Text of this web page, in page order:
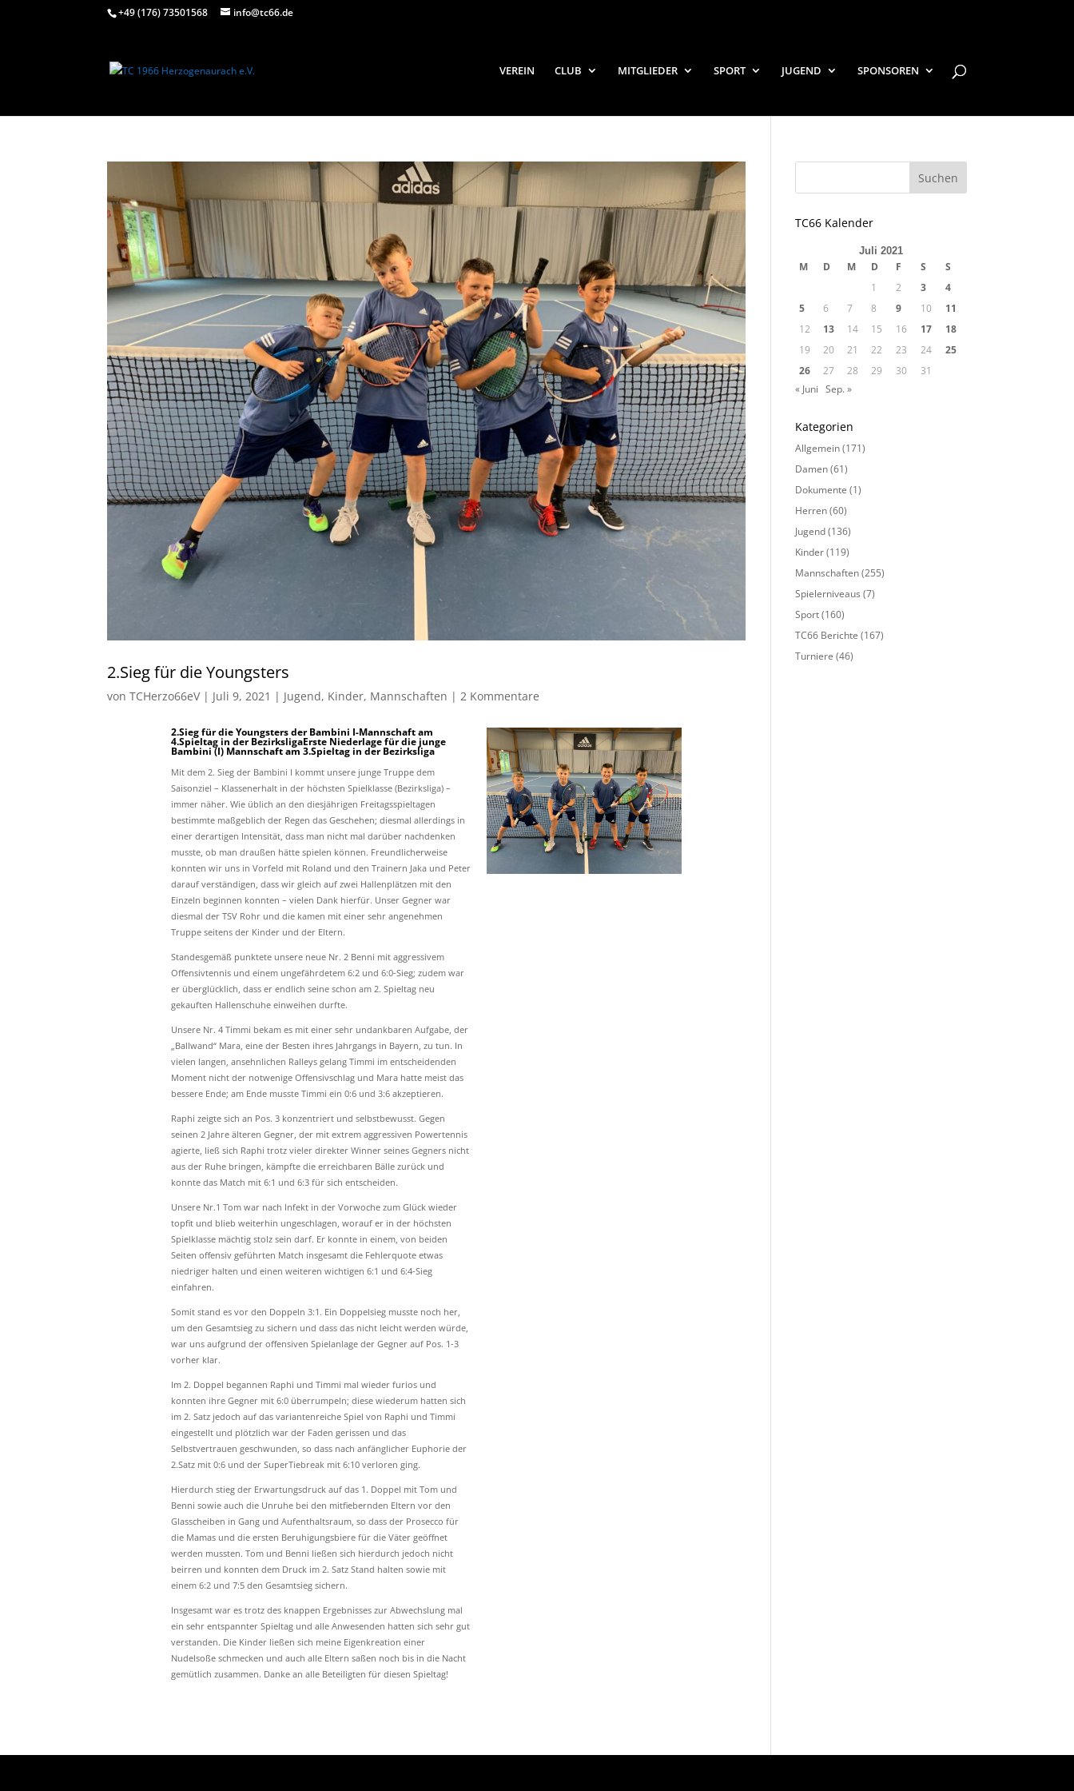
+49 (176) 73501568 info@tc66.de
VEREIN CLUB MITGLIEDER SPORT JUGEND SPONSOREN
2.Sieg für die Youngsters
vonTCHerzo66eV| Juli 9, 2021 | Jugend, Kinder, Mannschaften | 2 Kommentare
2.Sieg für die Youngsters der Bambini I-Mannschaft am
4.Spieltag in der BezirksligaErste Niederlage für die junge
Bambini (I) Mannschaft am 3.Spieltag in der Bezirksliga
Mit dem 2. Sieg der Bambini I kommt unsere junge Truppe dem
Saisonziel – Klassenerhalt in der höchsten Spielklasse (Bezirksliga) –
immer näher. Wie üblich an den diesjährigen Freitagsspieltagen
bestimmte maßgeblich der Regen das Geschehen; diesmal allerdings in
einer derartigen Intensität, dass man nicht mal darüber nachdenken
musste, ob man draußen hätte spielen können. Freundlicherweise
konnten wir uns in Vorfeld mit Roland und den Trainern Jaka und Peter
darauf verständigen, dass wir gleich auf zwei Hallenplätzen mit den
Einzeln beginnen konnten – vielen Dank hierfür. Unser Gegner war
diesmal der TSV Rohr und die kamen mit einer sehr angenehmen
Truppe seitens der Kinder und der Eltern.
Standesgemäß punktete unsere neue Nr. 2 Benni mit aggressivem
Offensivtennis und einem ungefährdetem 6:2 und 6:0-Sieg; zudem war
er überglücklich, dass er endlich seine schon am 2. Spieltag neu
gekauften Hallenschuhe einweihen durfte.
Unsere Nr. 4 Timmi bekam es mit einer sehr undankbaren Aufgabe, der
„Ballwand“ Mara, eine der Besten ihres Jahrgangs in Bayern, zu tun. In
vielen langen, ansehnlichen Ralleys gelang Timmi im entscheidenden
Moment nicht der notwenige Offensivschlag und Mara hatte meist das
bessere Ende; am Ende musste Timmi ein 0:6 und 3:6 akzeptieren.
Raphi zeigte sich an Pos. 3 konzentriert und selbstbewusst. Gegen
seinen 2 Jahre älteren Gegner, der mit extrem aggressiven Powertennis
agierte, ließ sich Raphi trotz vieler direkter Winner seines Gegners nicht
aus der Ruhe bringen, kämpfte die erreichbaren Bälle zurück und
konnte das Match mit 6:1 und 6:3 für sich entscheiden.
Unsere Nr.1 Tom war nach Infekt in der Vorwoche zum Glück wieder
topfit und blieb weiterhin ungeschlagen, worauf er in der höchsten
Spielklasse mächtig stolz sein darf. Er konnte in einem, von beiden
Seiten offensiv geführten Match insgesamt die Fehlerquote etwas
niedriger halten und einen weiteren wichtigen 6:1 und 6:4-Sieg
einfahren.
Somit stand es vor den Doppeln 3:1. Ein Doppelsieg musste noch her,
um den Gesamtsieg zu sichern und dass das nicht leicht werden würde,
war uns aufgrund der offensiven Spielanlage der Gegner auf Pos. 1-3
vorher klar.
Im 2. Doppel begannen Raphi und Timmi mal wieder furios und
konnten ihre Gegner mit 6:0 überrumpeln; diese wiederum hatten sich
im 2. Satz jedoch auf das variantenreiche Spiel von Raphi und Timmi
eingestellt und plötzlich war der Faden gerissen und das
Selbstvertrauen geschwunden, so dass nach anfänglicher Euphorie der
2.Satz mit 0:6 und der SuperTiebreak mit 6:10 verloren ging.
Hierdurch stieg der Erwartungsdruck auf das 1. Doppel mit Tom und
Benni sowie auch die Unruhe bei den mitfiebernden Eltern vor den
Glasscheiben in Gang und Aufenthaltsraum, so dass der Prosecco für
die Mamas und die ersten Beruhigungsbiere für die Väter geöffnet
werden mussten. Tom und Benni ließen sich hierdurch jedoch nicht
beirren und konnten dem Druck im 2. Satz Stand halten sowie mit
einem 6:2 und 7:5 den Gesamtsieg sichern.
Insgesamt war es trotz des knappen Ergebnisses zur Abwechslung mal
ein sehr entspannter Spieltag und alle Anwesenden hatten sich sehr gut
verstanden. Die Kinder ließen sich meine Eigenkreation einer
Nudelsoße schmecken und auch alle Eltern saßen noch bis in die Nacht
gemütlich zusammen. Danke an alle Beteiligten für diesen Spieltag!
TC66 Kalender
Juli 2021
M D M D F S
S
1
2 3
4
5
6 7 8 9 10
11
12
13 14 15 16 17
18
19
20 21 22 23 24
25
26
27 28 29 30
31
« Juni Sep. »
Kategorien
Allgemein(171)
Damen(61)
Dokumente (1)
Herren(60)
Jugend(136)
Kinder(119)
Mannschaften(255)
Spielerniveaus (7)
Sport(160)
TC66 Berichte (167)
Turniere (46)